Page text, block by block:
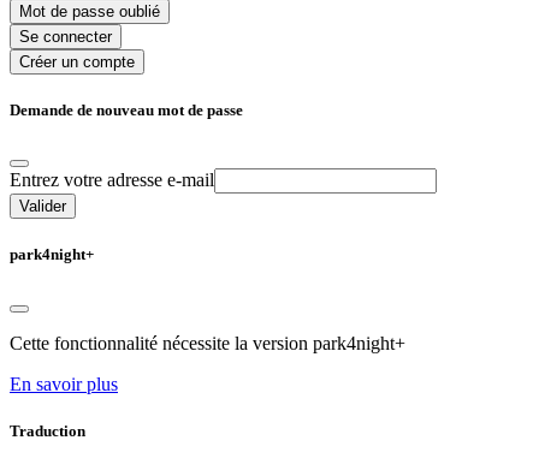
Mot de passe oublié
Se connecter
Créer un compte
Demande de nouveau mot de passe
Entrez votre adresse e-mail
Valider
park4night+
Cette fonctionnalité nécessite la version park4night+
En savoir plus
Traduction